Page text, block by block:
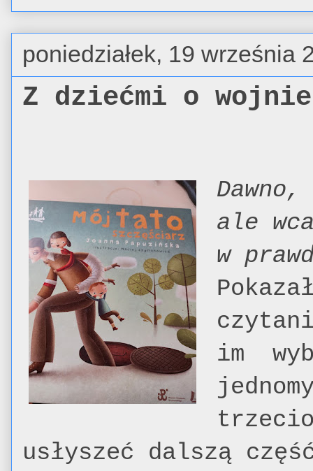
poniedziałek, 19 września
Z dziećmi o wojnie
ale
w
im
usłyszeć dalszą